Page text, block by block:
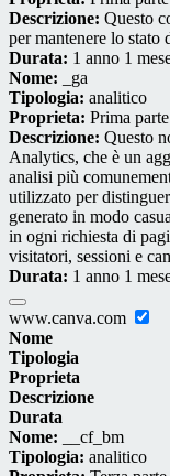
Descrizione: Questo
per mantenere lo stato
Durata: 1 anno 1
Nome: _ga
Tipologia: analitico
Proprieta: Prima parte
Descrizione: Questo
Analytics, che è un
analisi più
utilizzato per
generato in modo
in ogni richiesta di
visitatori, sessioni e
Durata: 1 anno 1
www.canva.com
Nome
Tipologia
Proprieta
Descrizione
Durata
Nome: __cf_bm
Tipologia: analitico